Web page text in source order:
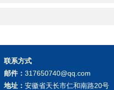
联系方式
邮件： 317650740@qq.com
地址： 安徽省天长市仁和南路20号